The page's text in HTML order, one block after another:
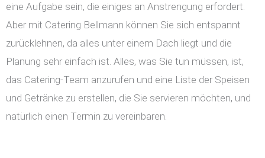
eine Aufgabe sein, die einiges an Anstrengung erfordert.
Aber mit Catering Bellmann können Sie sich entspannt
zurücklehnen, da alles unter einem Dach liegt und die
Planung sehr einfach ist. Alles, was Sie tun müssen, ist,
das Catering-Team anzurufen und eine Liste der Speisen
und Getränke zu erstellen, die Sie servieren möchten, und
natürlich einen Termin zu vereinbaren.